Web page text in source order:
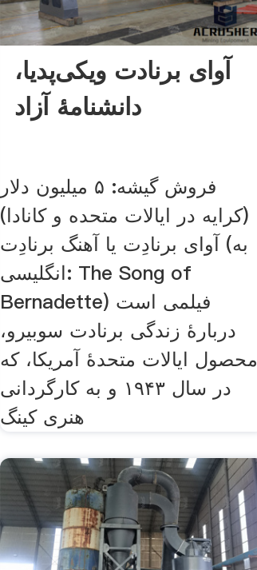
آوای برنادت ویکی‌پدیا،
دانشنامهٔ آزاد
فروش گیشه: ۵ میلیون دلار
(کرایه در ایالات متحده و کانادا)
آوای برنادِت یا آهنگ برنادِت (به
انگلیسی: The Song of
Bernadette) فیلمی است
دربارهٔ زندگی برنادت سوبیرو،
محصول ایالات متحدهٔ آمریکا، که
در سال ۱۹۴۳ و به کارگردانی
هنری کینگ